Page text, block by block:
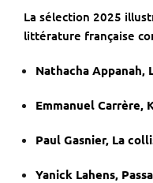
La sélection 2025
littérature française
Nathacha Appanah,
Emmanuel Carrère,
Paul Gasnier, La
Yanick Lahens,